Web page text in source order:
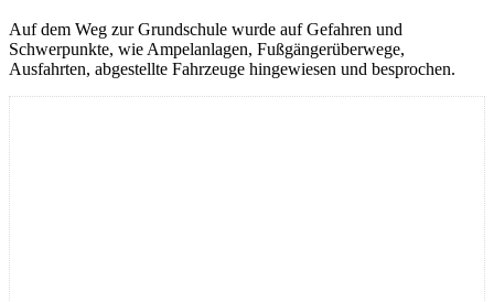
Auf dem Weg zur Grundschule wurde auf Gefahren und
Schwerpunkte, wie Ampelanlagen, Fußgängerüberwege,
Ausfahrten, abgestellte Fahrzeuge hingewiesen und besprochen.